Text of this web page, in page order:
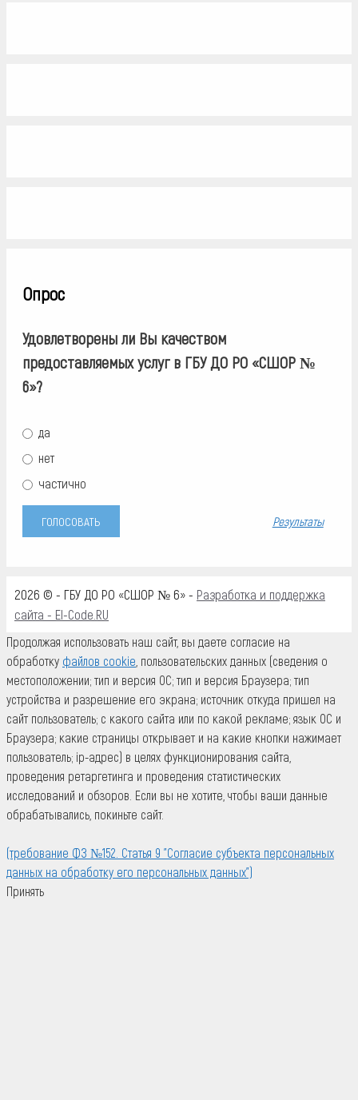
Опрос
Удовлетворены ли Вы качеством
предоставляемых услуг в ГБУ ДО РО «СШОР №
6»?
да
нет
частично
Результаты
2026 © - ГБУ ДО РО «СШОР № 6» - Разработка и поддержка
сайта - El-Code.RU
Продолжая использовать наш сайт, вы даете согласие на
обработку файлов cookie , пользовательских данных (сведения о
местоположении; тип и версия ОС; тип и версия Браузера; тип
устройства и разрешение его экрана; источник откуда пришел на
сайт пользователь; с какого сайта или по какой рекламе; язык ОС и
Браузера; какие страницы открывает и на какие кнопки нажимает
пользователь; ip-адрес) в целях функционирования сайта,
проведения ретаргетинга и проведения статистических
исследований и обзоров. Если вы не хотите, чтобы ваши данные
обрабатывались, покиньте сайт.
(требование ФЗ №152. Статья 9 "Согласие субъекта персональных
данных на обработку его персональных данных")
Принять